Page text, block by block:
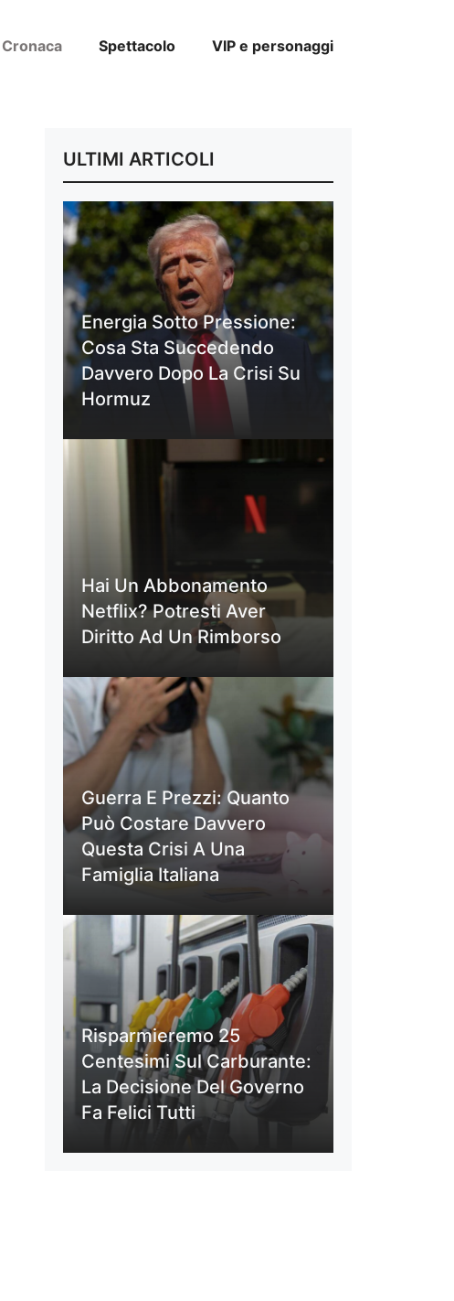
Cronaca Spettacolo VIP e personaggi
ULTIMI ARTICOLI
Energia Sotto Pressione:
Cosa Sta Succedendo
Davvero Dopo La Crisi Su
Hormuz
Hai Un Abbonamento
Netflix? Potresti Aver
Diritto Ad Un Rimborso
Guerra E Prezzi: Quanto
Può Costare Davvero
Questa Crisi A Una
Famiglia Italiana
Risparmieremo 25
Centesimi Sul Carburante:
La Decisione Del Governo
Fa Felici Tutti